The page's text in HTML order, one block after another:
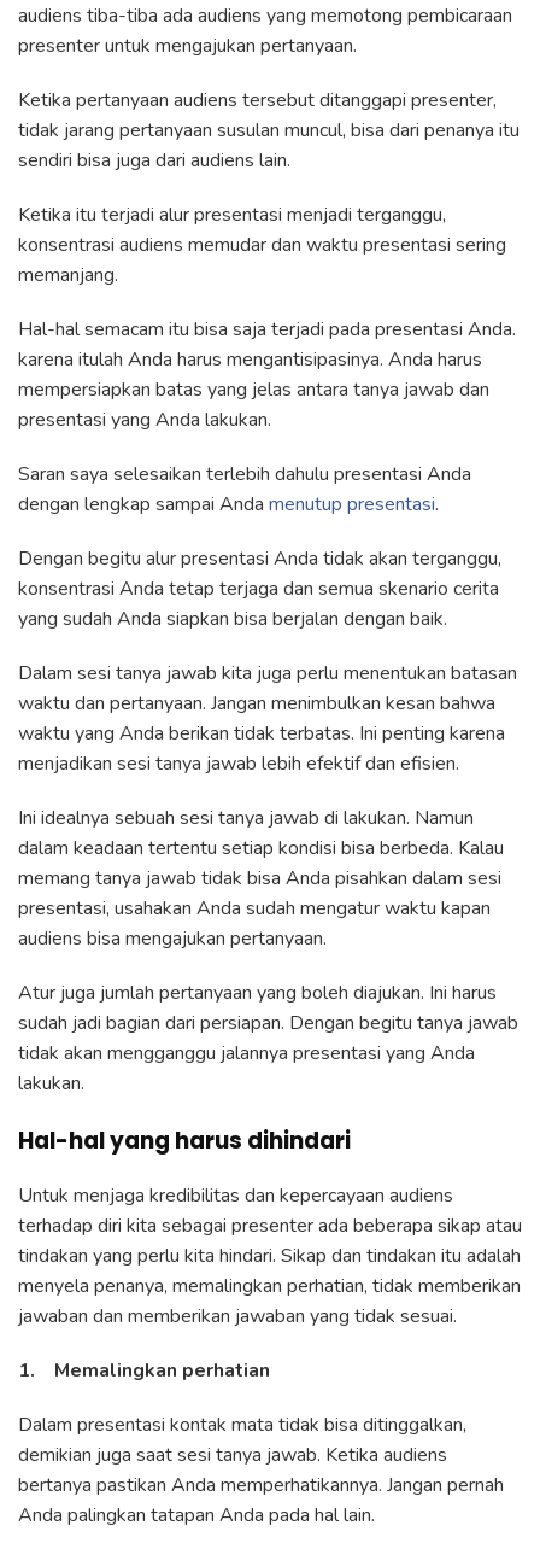
audiens tiba-tiba ada audiens yang memotong pembicaraan
presenter untuk mengajukan pertanyaan.
Ketika pertanyaan audiens tersebut ditanggapi presenter,
tidak jarang pertanyaan susulan muncul, bisa dari penanya itu
sendiri bisa juga dari audiens lain.
Ketika itu terjadi alur presentasi menjadi terganggu,
konsentrasi audiens memudar dan waktu presentasi sering
memanjang.
Hal-hal semacam itu bisa saja terjadi pada presentasi Anda.
karena itulah Anda harus mengantisipasinya. Anda harus
mempersiapkan batas yang jelas antara tanya jawab dan
presentasi yang Anda lakukan.
Saran saya selesaikan terlebih dahulu presentasi Anda
dengan lengkap sampai Anda menutup presentasi.
Dengan begitu alur presentasi Anda tidak akan terganggu,
konsentrasi Anda tetap terjaga dan semua skenario cerita
yang sudah Anda siapkan bisa berjalan dengan baik.
Dalam sesi tanya jawab kita juga perlu menentukan batasan
waktu dan pertanyaan. Jangan menimbulkan kesan bahwa
waktu yang Anda berikan tidak terbatas. Ini penting karena
menjadikan sesi tanya jawab lebih efektif dan efisien.
Ini idealnya sebuah sesi tanya jawab di lakukan. Namun
dalam keadaan tertentu setiap kondisi bisa berbeda. Kalau
memang tanya jawab tidak bisa Anda pisahkan dalam sesi
presentasi, usahakan Anda sudah mengatur waktu kapan
audiens bisa mengajukan pertanyaan.
Atur juga jumlah pertanyaan yang boleh diajukan. Ini harus
sudah jadi bagian dari persiapan. Dengan begitu tanya jawab
tidak akan mengganggu jalannya presentasi yang Anda
lakukan.
Hal-hal yang harus dihindari
Untuk menjaga kredibilitas dan kepercayaan audiens
terhadap diri kita sebagai presenter ada beberapa sikap atau
tindakan yang perlu kita hindari. Sikap dan tindakan itu adalah
menyela penanya, memalingkan perhatian, tidak memberikan
jawaban dan memberikan jawaban yang tidak sesuai.
1. Memalingkan perhatian
Dalam presentasi kontak mata tidak bisa ditinggalkan,
demikian juga saat sesi tanya jawab. Ketika audiens
bertanya pastikan Anda memperhatikannya. Jangan pernah
Anda palingkan tatapan Anda pada hal lain.